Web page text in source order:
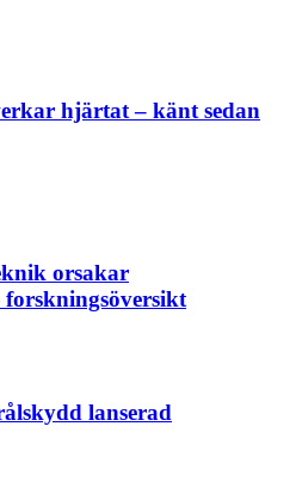
hjärtat – känt sedan
orsakar
lanserad